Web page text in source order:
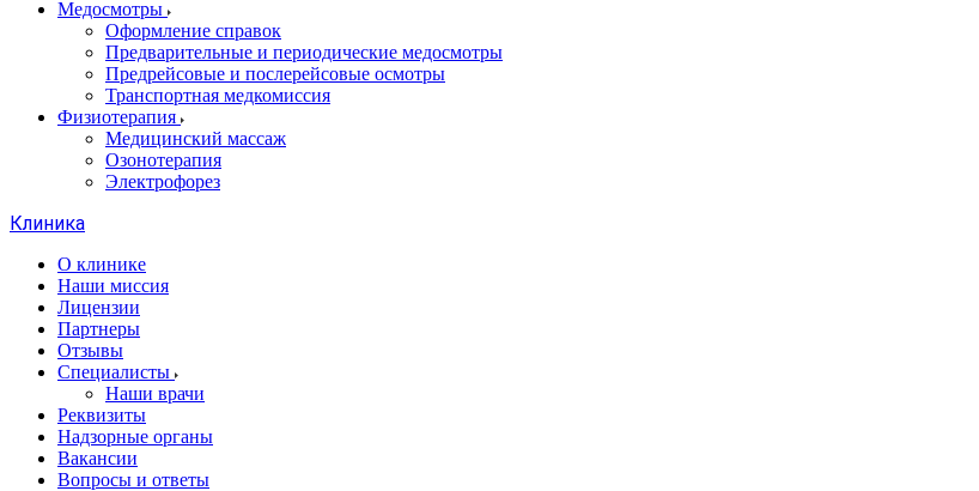
Медосмотры
Оформление справок
Предварительные и периодические медосмотры
Предрейсовые и послерейсовые осмотры
Транспортная медкомиссия
Физиотерапия
Медицинский массаж
Озонотерапия
Электрофорез
Клиника
О клинике
Наши миссия
Лицензии
Партнеры
Отзывы
Специалисты
Наши врачи
Реквизиты
Надзорные органы
Вакансии
Вопросы и ответы